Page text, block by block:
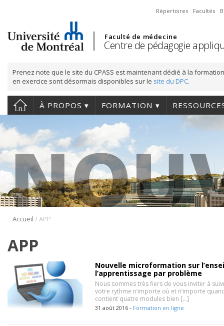
Répertoires Facultés
Faculté de médecine
Centre de pédagogie
Prenez note que le site du CPASS est maintenant dédié à la
en exercice sont désormais disponibles sur le site du DPC.
À PROPOS FORMATION
Accueil /APP
APP
Nouvelle microformation sur
l’apprentissage par problème
Nous sommes très fiers de vous inviter à
votre rythme n’importe où et n’importe
contient quatre modules bien […]
31 août 2016 - Formation en ligne